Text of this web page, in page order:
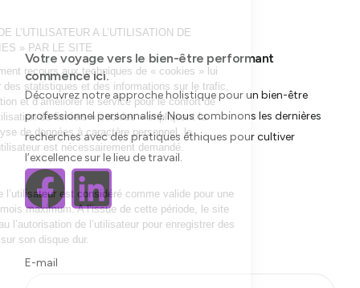
Votre voyage vers le bien-être performant
commence ici.
Découvrez notre approche holistique pour un bien-être
professionnel personnalisé. Nous combinons les dernières
recherches avec des pratiques éthiques pour cultiver
l’excellence sur le lieu de travail.
E-mail